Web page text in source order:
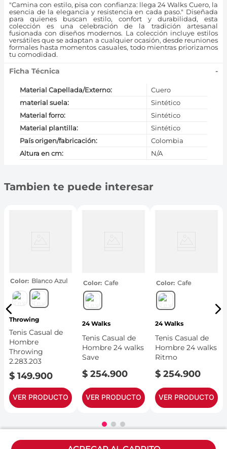
"Camina con estilo, pisa con confianza: llega 24 Walks Cuero, la
esencia de la elegancia y resistencia en cada paso." Diseñada
para quienes buscan estilo, confort y durabilidad, esta
colección es una celebración de la tradición artesanal
fusionada con diseños modernos. La colección incluye estilos
versátiles que se adaptan a cualquier ocasión, desde reuniones
formales hasta momentos casuales, todo mientras priorizamos
tu comodidad.
Ficha Técnica -
Material Capellada/Externo:
Cuero
material suela:
Sintético
Material forro:
Sintético
Material plantilla:
Sintético
País origen/fabricación:
Colombia
Altura en cm: N/A
Tambien te puede interesar
Color Blanco Azul
Throwing
Tenis Casual de
Hombre
Throwing
2.283.203
$ 149.900
VER PRODUCTO
Color Cafe
24 Walks
Tenis Casual de
Hombre 24 walks
Save
$ 254.900
VER PRODUCTO
Color Cafe
24 Walks
Tenis Casual de
Hombre 24 walks
Ritmo
$ 254.900
VER PRODUCTO
Políticas